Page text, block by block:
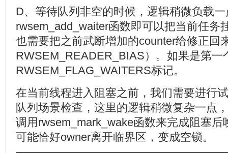
D、等待队列非空的时候，逻辑稍微负载
rwsem_add_waiter函数即可以把当前任务
也需要把之前武断增加的counter给修正回
RWSEM_READER_BIAS）。如果是第一
RWSEM_FLAG_WAITERS标记。
在当前线程进入阻塞之前，我们需要进行
队列场景检查，这里的逻辑稍微复杂一点
调用rwsem_mark_wake函数来完成阻塞
可能恰好owner离开临界区，变成空锁。